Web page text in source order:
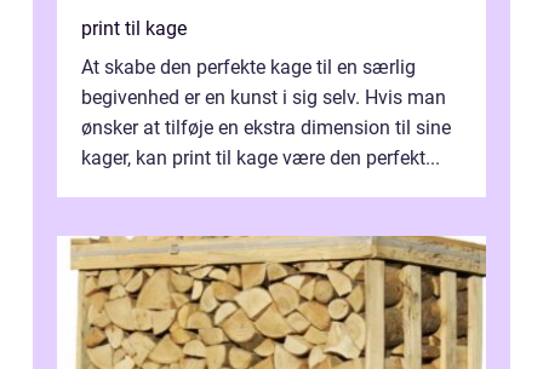
print til kage
At skabe den perfekte kage til en særlig
begivenhed er en kunst i sig selv. Hvis man
ønsker at tilføje en ekstra dimension til sine
kager, kan print til kage være den perfekt...